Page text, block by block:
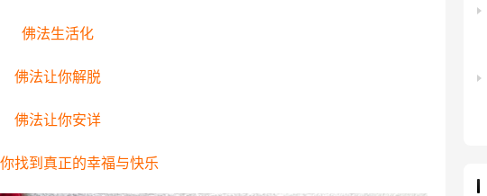
佛法生活化
佛法让你解脱
佛法让你安详
找到真正的幸福与快乐